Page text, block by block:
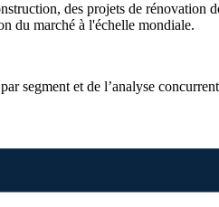
des projets de rénovation
du marché à l'échelle mondiale.
segment et de l’analyse